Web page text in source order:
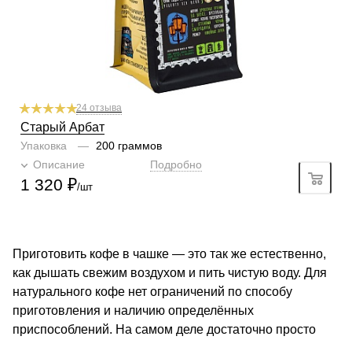
5 6
5/6
5 6
5/6
24 отзыва
Старый Арбат
Упаковка —
200 граммов
Описание
Подробно
1 320 ₽/шт
Приготовить кофе в чашке — это так же естественно,
как дышать свежим воздухом и пить чистую воду. Для
натурального кофе нет ограничений по способу
приготовления и наличию определённых
приспособлений. На самом деле достаточно просто